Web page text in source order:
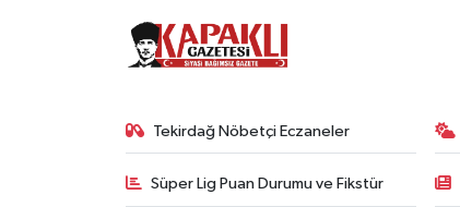
Tekirdağ Nöbetçi Eczaneler
Süper Lig Puan Durumu ve Fikstür